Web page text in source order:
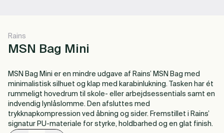
Rains
MSN Bag Mini
MSN Bag Mini er en mindre udgave af Rains’ MSN Bag med
minimalistisk silhuet og klap med karabinlukning. Tasken har ét
rummeligt hovedrum til skole- eller arbejdsessentials samt en
indvendig lynlåslomme. Den afsluttes med
trykknapkompression ved åbning og sider. Fremstillet i Rains’
signatur PU-materiale for styrke, holdbarhed og en glat finish.